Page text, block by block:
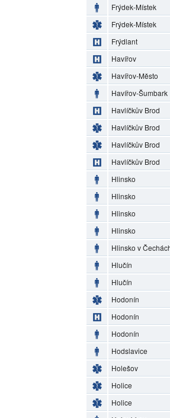
Frýdek-Místek
Frýdek-Místek
Frýdlant
Havířov
Havířov-Město
Havířov-Šumbark
Havlíčkův Brod
Havlíčkův Brod
Havlíčkův Brod
Havlíčkův Brod
Hlinsko
Hlinsko
Hlinsko
Hlinsko
Hlinsko v
Hlučín
Hlučín
Hodonín
Hodonín
Hodonín
Hodslavice
Holešov
Holice
Holice